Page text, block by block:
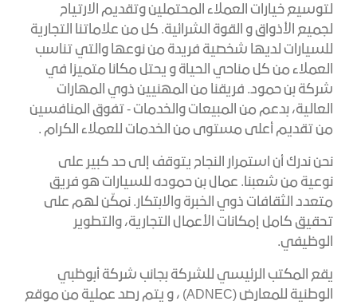
لتوسيع خيارات العملاء المحتملين وتقديم الارتياح
لجميع الأذواق و القوة الشرائية. كل من علاماتنا التجارية
للسيارات لديها شخصية فريدة من نوعها والتي تناسب
العملاء من كل مناحي الحياة و يحتل مكانا متميزا في
شركة بن حمود. فريقنا من المهنيين ذوي المهارات
العالية، بدعم من المبيعات والخدمات - تفوق المنافسين
من تقديم أعلى مستوى من الخدمات للعملاء الكرام .
نحن ندرك أن استمرار النجاح يتوقف إلى حد كبير على
نوعية من شعبنا. عمال بن حموده للسيارات هو فريق
متعدد الثقافات ذوي الخبرة والابتكار. نمكّن لهم على
تحقيق كامل إمكانات الأعمال التجارية، والتطوير
الوظيفي.
يقع المكتب الرئيسي للشركة بجانب شركة أبوظبي
الوطنية للمعارض (ADNEC) ، و يتم رصد عملية من موقع